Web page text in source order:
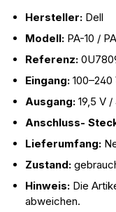
Hersteller: Dell
Modell: PA-10 /
Referenz:
Eingang:
Ausgang: 19,5 V
Anschluss-
Lieferumfang:
Zustand:
Hinweis: Die
abweichen.